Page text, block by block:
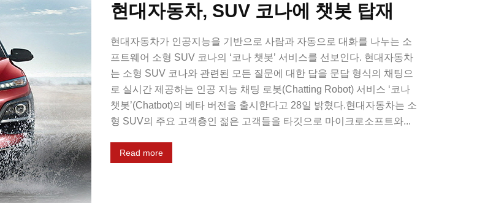
현대자동차, SUV 코나에 챗봇 탑재
현대자동차가 인공지능을 기반으로 사람과 자동으로 대화를 나누는 소
프트웨어 소형 SUV 코나의 ‘코나 챗봇’ 서비스를 선보인다. 현대자동차
는 소형 SUV 코나와 관련된 모든 질문에 대한 답을 문답 형식의 채팅으
로 실시간 제공하는 인공 지능 채팅 로봇(Chatting Robot) 서비스 ‘코나
챗봇’(Chatbot)의 베타 버전을 출시한다고 28일 밝혔다.현대자동차는 소
형 SUV의 주요 고객층인 젊은 고객들을 타깃으로 마이크로소프트와...
Read more